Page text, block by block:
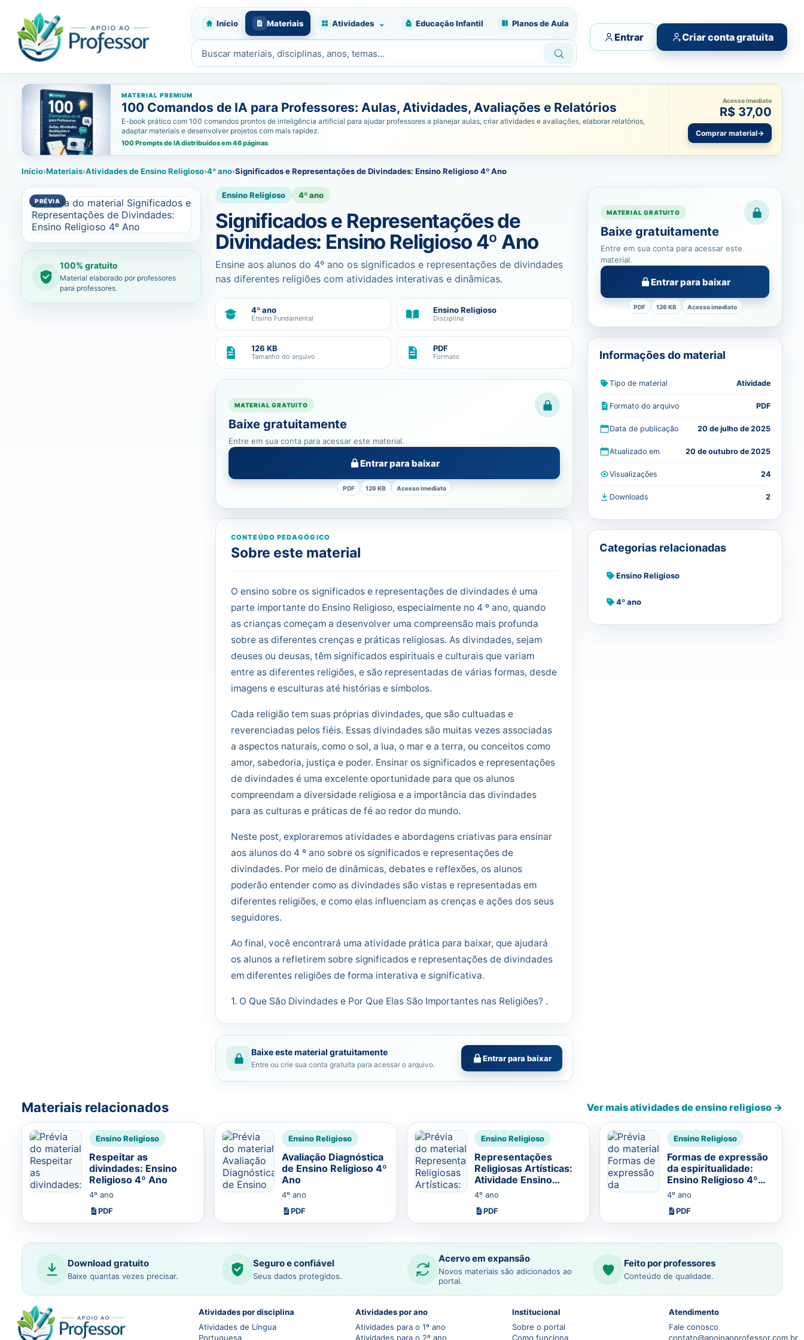
Início Materiais Atividades ⌄ Educação Infantil Planos de Aula
Buscar materiais
Entrar Criar conta gratuita
MATERIAL PREMIUM
100 Comandos de IA para Professores: Aulas, Atividades, Avaliações e Relatórios
E-book prático com 100 comandos prontos de inteligência artificial para ajudar professores a planejar aulas, criar atividades e avaliações, elaborar relatórios,
adaptar materiais e desenvolver projetos com mais rapidez.
100 Prompts de IA distribuidos em 46 páginas
Acesso imediato
R$ 37,00
Comprar material→
Início›Materiais›Atividades de Ensino Religioso›4º ano›Significados e Representações de Divindades: Ensino Religioso 4º Ano
100% gratuito
Material elaborado por professores
para professores.
Ensino Religioso 4º ano
Significados e Representações de
Divindades: Ensino Religioso 4º Ano
Ensine aos alunos do 4º ano os significados e representações de divindades
nas diferentes religiões com atividades interativas e dinâmicas.
4º ano
Ensino Fundamental
Ensino Religioso
Disciplina
126 KB
Tamanho do arquivo
PDF
Formato
MATERIAL GRATUITO
Baixe gratuitamente
Entre em sua conta para acessar este material.
Entrar para baixar
PDF 126 KB Acesso imediato
CONTEÚDO PEDAGÓGICO
Sobre este material
O ensino sobre os significados e representações de divindades é uma
parte importante do Ensino Religioso, especialmente no 4 º ano, quando
as crianças começam a desenvolver uma compreensão mais profunda
sobre as diferentes crenças e práticas religiosas. As divindades, sejam
deuses ou deusas, têm significados espirituais e culturais que variam
entre as diferentes religiões, e são representadas de várias formas, desde
imagens e esculturas até histórias e símbolos.
Cada religião tem suas próprias divindades, que são cultuadas e
reverenciadas pelos fiéis. Essas divindades são muitas vezes associadas
a aspectos naturais, como o sol, a lua, o mar e a terra, ou conceitos como
amor, sabedoria, justiça e poder. Ensinar os significados e representações
de divindades é uma excelente oportunidade para que os alunos
compreendam a diversidade religiosa e a importância das divindades
para as culturas e práticas de fé ao redor do mundo.
Neste post, exploraremos atividades e abordagens criativas para ensinar
aos alunos do 4 º ano sobre os significados e representações de
divindades. Por meio de dinâmicas, debates e reflexões, os alunos
poderão entender como as divindades são vistas e representadas em
diferentes religiões, e como elas influenciam as crenças e ações dos seus
seguidores.
Ao final, você encontrará uma atividade prática para baixar, que ajudará
os alunos a refletirem sobre significados e representações de divindades
em diferentes religiões de forma interativa e significativa.
1. O Que São Divindades e Por Que Elas São Importantes nas Religiões? .
Baixe este material gratuitamente
Entre ou crie sua conta gratuita para acessar o arquivo.
Entrar para baixar
MATERIAL GRATUITO
Baixe gratuitamente
Entre em sua conta para acessar este
material.
Entrar para baixar
PDF 126 KB Acesso imediato
Informações do material
Tipo de material Atividade
Formato do arquivo PDF
Data de publicação 20 de julho de 2025
Atualizado em 20 de outubro de 2025
Visualizações 24
Downloads 2
Categorias relacionadas
Ensino Religioso
4º ano
Materiais relacionados Ver mais atividades de ensino religioso →
Ensino Religioso
Respeitar as
divindades: Ensino
Religioso 4º Ano
4º ano
PDF
Ensino Religioso
Avaliação Diagnóstica
de Ensino Religioso 4º
Ano
4º ano
PDF
Ensino Religioso
Representações
Religiosas Artísticas:
Atividade Ensino
Religioso 4º ano
4º ano
PDF
Ensino Religioso
Formas de expressão
da espiritualidade:
Ensino Religioso 4º
ano
4º ano
PDF
Download gratuito
Baixe quantas vezes precisar.
Seguro e confiável
Seus dados protegidos.
Acervo em expansão
Novos materiais são adicionados ao
portal.
Feito por professores
Conteúdo de qualidade.
Atividades por disciplina
Atividades de Língua
Portuguesa
Atividades por ano
Atividades para o 1º ano
Atividades para o 2º ano
Institucional
Sobre o portal
Como funciona
Atendimento
Fale conosco
contato@apoioaoprofessor.com.br